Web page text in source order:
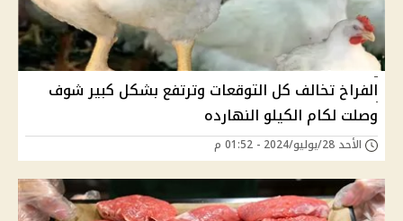
الفراخ تخالف كل التوقعات وترتفع بشكل كبير شوف
وصلت لكام الكيلو النهارده
الأحد 28/يوليو/2024 - 01:52 م